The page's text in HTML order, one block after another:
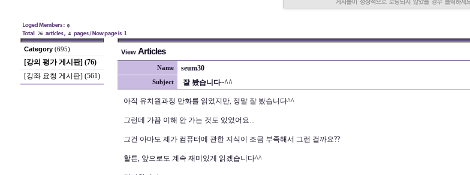
0
76
4 1
Category (695)
[강의 평가 게시판] (76)
[강좌 요청 게시판] (561)
View Articles
Name seum30
Subject 잘 봤습니다~^^
아직 유치원과정 만화를 읽었지만, 정말 잘 봤습니다^^
그런데 가끔 이해 안 가는 것도 있었어요...
그건 아마도 제가 컴퓨터에 관한 지식이 조금 부족해서 그런 걸까요??
할튼, 앞으로도 계속 재미있게 읽겠습니다^^